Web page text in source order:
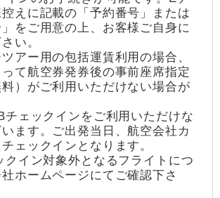
えに記載の「予約番号」または
」をご用意の上、お客様ご自身に
い。
アー用の包括運賃利用の場合、
て航空券発券後の事前座席指定
料）がご利用いただけない場合が
ェックインをご利用いただけな
ます。ご出発当日、航空会社カ
ェックインとなります。
イン対象外となるフライトにつ
ホームページにてご確認下さ